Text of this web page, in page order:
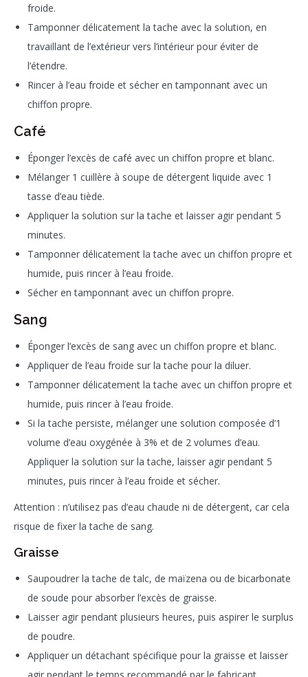
froide.
Tamponner délicatement la tache avec la solution, en
travaillant de l’extérieur vers l’intérieur pour éviter de
l’étendre.
Rincer à l’eau froide et sécher en tamponnant avec un
chiffon propre.
Café
Éponger l’excès de café avec un chiffon propre et blanc.
Mélanger 1 cuillère à soupe de détergent liquide avec 1
tasse d’eau tiède.
Appliquer la solution sur la tache et laisser agir pendant 5
minutes.
Tamponner délicatement la tache avec un chiffon propre et
humide, puis rincer à l’eau froide.
Sécher en tamponnant avec un chiffon propre.
Sang
Éponger l’excès de sang avec un chiffon propre et blanc.
Appliquer de l’eau froide sur la tache pour la diluer.
Tamponner délicatement la tache avec un chiffon propre et
humide, puis rincer à l’eau froide.
Si la tache persiste, mélanger une solution composée d’1
volume d’eau oxygénée à 3% et de 2 volumes d’eau.
Appliquer la solution sur la tache, laisser agir pendant 5
minutes, puis rincer à l’eau froide et sécher.
Attention : n’utilisez pas d’eau chaude ni de détergent, car cela
risque de fixer la tache de sang.
Graisse
Saupoudrer la tache de talc, de maïzena ou de bicarbonate
de soude pour absorber l’excès de graisse.
Laisser agir pendant plusieurs heures, puis aspirer le surplus
de poudre.
Appliquer un détachant spécifique pour la graisse et laisser